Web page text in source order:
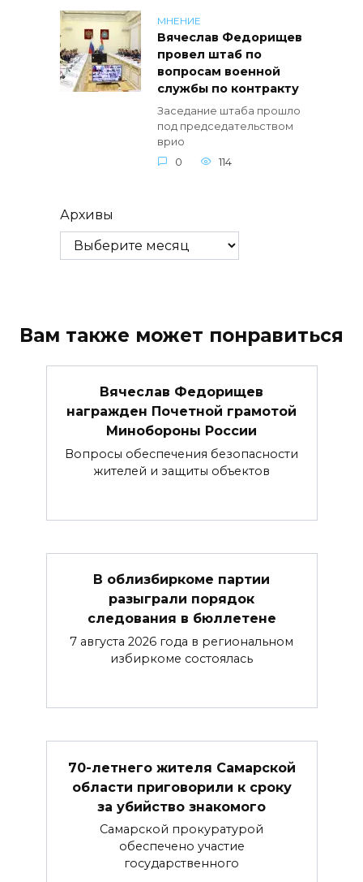
МНЕНИЕ
Вячеслав Федорищев
провел штаб по
вопросам военной
службы по контракту
Заседание штаба прошло
под председательством
врио
0
114
Архивы
Вам также может понравиться
Вячеслав Федорищев
награжден Почетной грамотой
Минобороны России
Вопросы обеспечения безопасности
жителей и защиты объектов
В облизбиркоме партии
разыграли порядок
следования в бюллетене
7 августа 2026 года в региональном
избиркоме состоялась
70-летнего жителя Самарской
области приговорили к сроку
за убийство знакомого
Самарской прокуратурой
обеспечено участие
государственного